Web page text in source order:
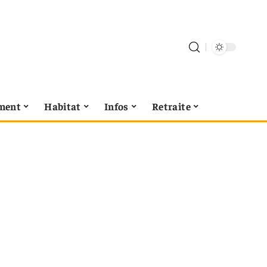
Habitat Infos Retraite